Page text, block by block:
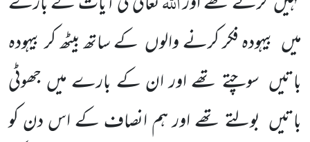
میں بیہودہ فکر کرنے والوں کے ساتھ بیٹھ کر بیہودہ
باتیں سوچتے تھے اور ان کے بارے میں جھوٹی
باتیں بولتے تھے اور ہم انصاف کے اس دن کو